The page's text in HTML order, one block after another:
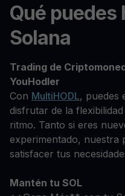
Qué puedes
Solana
Trading de
YouHodler
Con MultiHODL, puedes
disfrutar de la
ritmo. Tanto si eres
experimentado, nuestra
satisfacer tus
Mantén tu SOL